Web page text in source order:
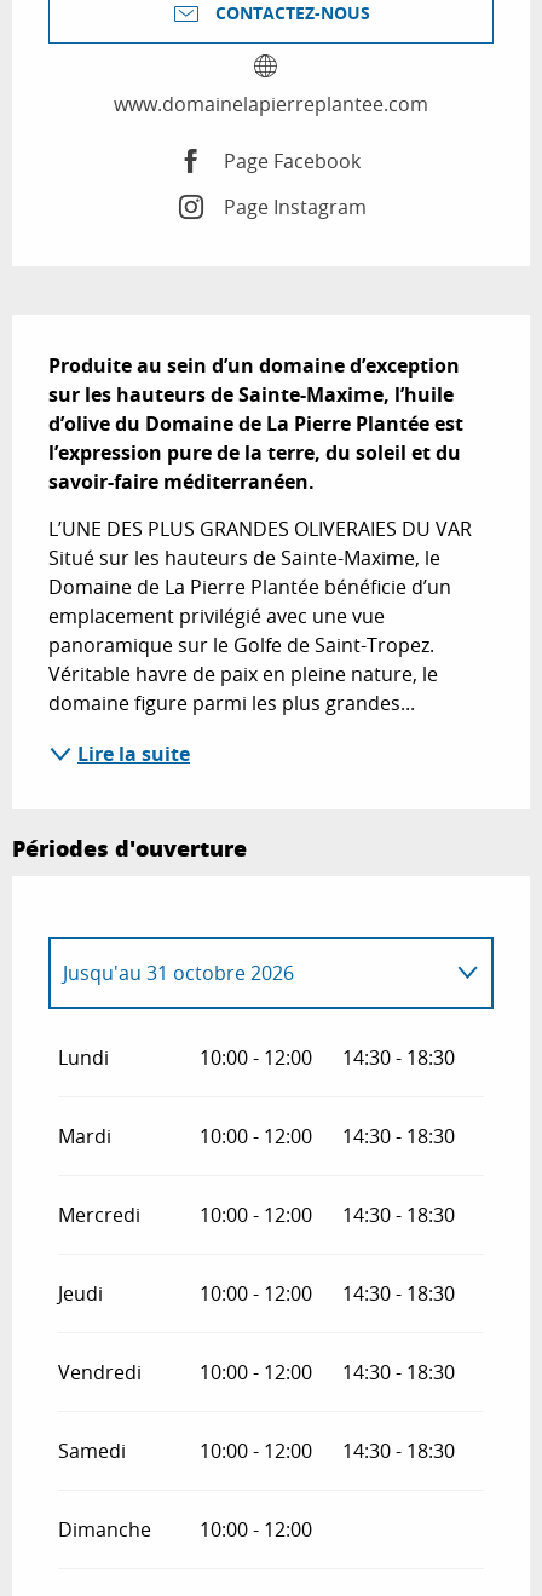
CONTACTEZ-NOUS
www.domainelapierreplantee.com
Page Facebook
Page Instagram
Produite au sein d’un domaine d’exception
sur les hauteurs de Sainte-Maxime, l’huile
d’olive du Domaine de La Pierre Plantée est
l’expression pure de la terre, du soleil et du
savoir-faire méditerranéen.
L’UNE DES PLUS GRANDES OLIVERAIES DU VAR
Situé sur les hauteurs de Sainte-Maxime, le
Domaine de La Pierre Plantée bénéficie d’un
emplacement privilégié avec une vue
panoramique sur le Golfe de Saint-Tropez.
Véritable havre de paix en pleine nature, le
domaine figure parmi les plus grandes...
Lire la suite
Périodes d'ouverture
Jusqu'au 31 octobre 2026
2026
Lundi 10:00 - 12:00 14:30 - 18:30
Mardi 10:00 - 12:00 14:30 - 18:30
Mercredi 10:00 - 12:00 14:30 - 18:30
Jeudi 10:00 - 12:00 14:30 - 18:30
Vendredi 10:00 - 12:00 14:30 - 18:30
Samedi 10:00 - 12:00 14:30 - 18:30
Dimanche 10:00 - 12:00